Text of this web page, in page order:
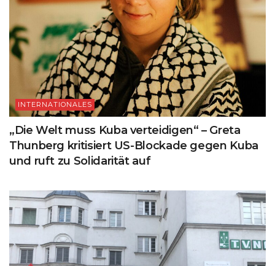
INTERNATIONALES
„Die Welt muss Kuba verteidigen“ – Greta
Thunberg kritisiert US-Blockade gegen Kuba
und ruft zu Solidarität auf